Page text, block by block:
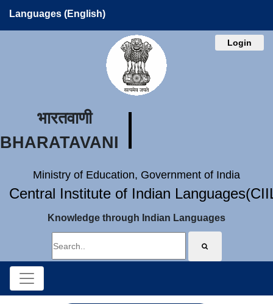
Languages (English)
Login
भारतवाणी
BHARATAVANI
Ministry of Education, Government of India
Central Institute of Indian
Knowledge through Indian Languages